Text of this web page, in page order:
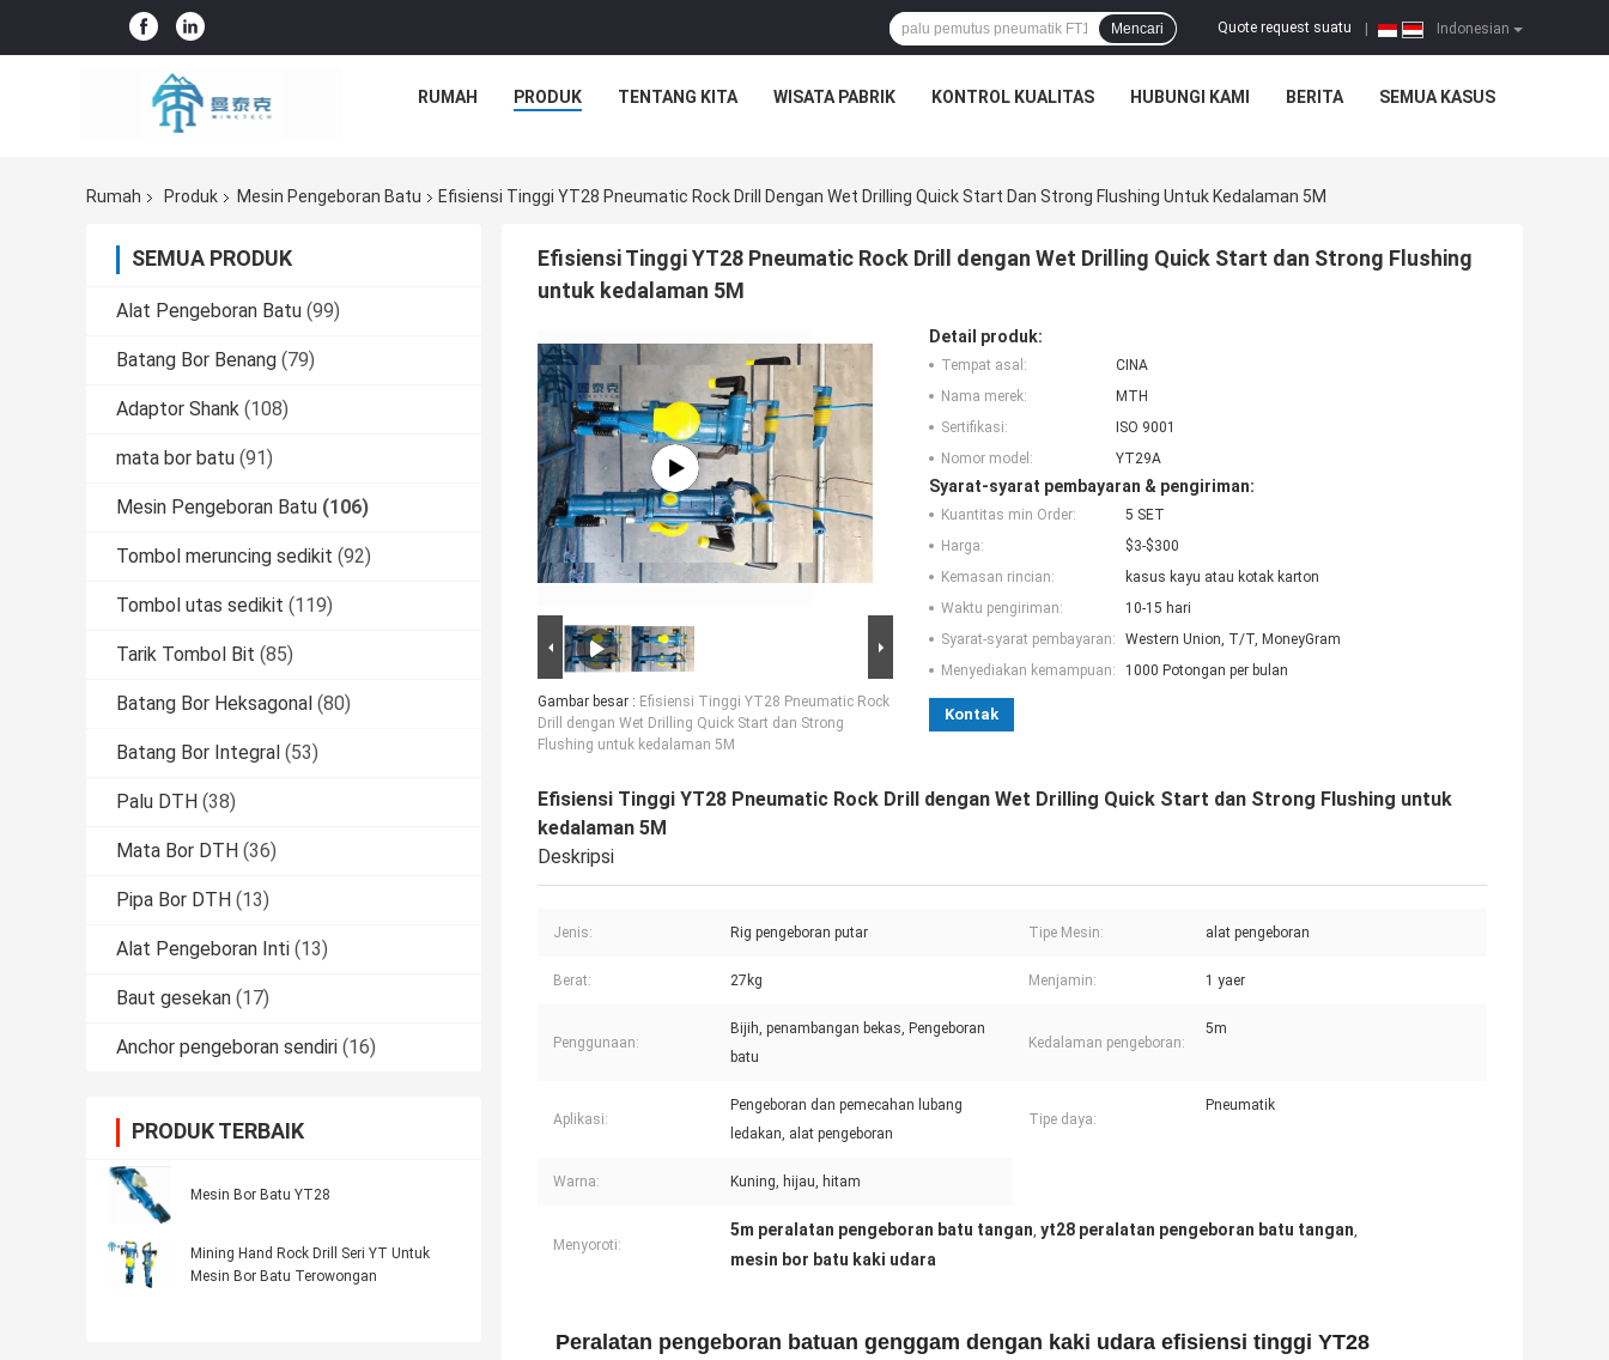
Indonesian
Quote request suatu
Mencari
RUMAH PRODUK TENTANG KITA WISATA PABRIK KONTROL KUALITAS HUBUNGI KAMI BERITA SEMUA KASUS
Rumah Produk Mesin Pengeboran Batu Efisiensi Tinggi YT28 Pneumatic Rock Drill Dengan Wet Drilling Quick Start Dan Strong Flushing Untuk Kedalaman 5M
SEMUA PRODUK
Alat Pengeboran Batu (99)
Batang Bor Benang (79)
Adaptor Shank (108)
mata bor batu (91)
Mesin Pengeboran Batu (106)
Tombol meruncing sedikit (92)
Tombol utas sedikit (119)
Tarik Tombol Bit (85)
Batang Bor Heksagonal (80)
Batang Bor Integral (53)
Palu DTH (38)
Mata Bor DTH (36)
Pipa Bor DTH (13)
Alat Pengeboran Inti (13)
Baut gesekan (17)
Anchor pengeboran sendiri (16)
PRODUK TERBAIK
Mesin Bor Batu YT28
Mining Hand Rock Drill Seri YT Untuk
Mesin Bor Batu Terowongan
Efisiensi Tinggi YT28 Pneumatic Rock Drill dengan Wet Drilling Quick Start dan Strong Flushing
untuk kedalaman 5M
Gambar besar : Efisiensi Tinggi YT28 Pneumatic Rock
Drill dengan Wet Drilling Quick Start dan Strong
Flushing untuk kedalaman 5M
Detail produk:
Tempat asal:
CINA
Nama merek:
MTH
Sertifikasi:
ISO 9001
Nomor model:
YT29A
Syarat-syarat pembayaran & pengiriman:
Kuantitas min Order:
5 SET
Harga:
$3-$300
Kemasan rincian:
kasus kayu atau kotak karton
Waktu pengiriman:
10-15 hari
Syarat-syarat pembayaran:
Western Union, T/T, MoneyGram
Menyediakan kemampuan:
1000 Potongan per bulan
Kontak
Efisiensi Tinggi YT28 Pneumatic Rock Drill dengan Wet Drilling Quick Start dan Strong Flushing untuk
kedalaman 5M
Deskripsi
Jenis: Rig pengeboran putar Tipe Mesin: alat pengeboran
Berat: 27kg Menjamin: 1 yaer
Penggunaan:
Bijih, penambangan bekas, Pengeboran
batu
Kedalaman pengeboran:
5m
Aplikasi:
Pengeboran dan pemecahan lubang
ledakan, alat pengeboran
Tipe daya:
Pneumatik
Warna: Kuning, hijau, hitam
Menyoroti:
5m peralatan pengeboran batu tangan, yt28 peralatan pengeboran batu tangan,
mesin bor batu kaki udara
Peralatan pengeboran batuan genggam dengan kaki udara efisiensi tinggi YT28